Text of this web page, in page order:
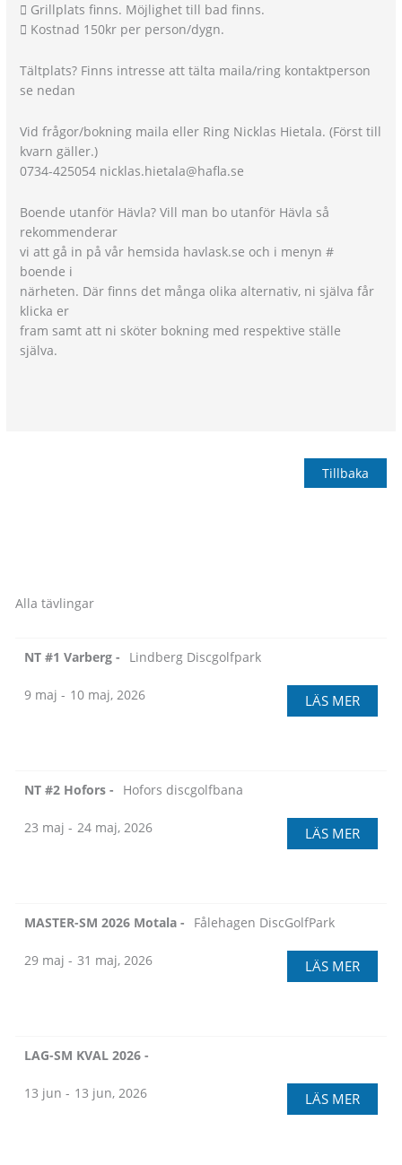
 Grillplats finns. Möjlighet till bad finns.
 Kostnad 150kr per person/dygn.
Tältplats? Finns intresse att tälta maila/ring kontaktperson
se nedan
Vid frågor/bokning maila eller Ring Nicklas Hietala. (Först till
kvarn gäller.)
0734-425054 nicklas.hietala@hafla.se
Boende utanför Hävla? Vill man bo utanför Hävla så
rekommenderar
vi att gå in på vår hemsida havlask.se och i menyn #
boende i
närheten. Där finns det många olika alternativ, ni själva får
klicka er
fram samt att ni sköter bokning med respektive ställe
själva.
Tillbaka
Alla tävlingar
9 maj - 10 maj, 2026
NT #1 Varberg - Lindberg Discgolfpark
LÄS MER
23 maj - 24 maj, 2026
NT #2 Hofors - Hofors discgolfbana
LÄS MER
29 maj - 31 maj, 2026
MASTER-SM 2026 Motala - Fålehagen DiscGolfPark
LÄS MER
13 jun - 13 jun, 2026
LAG-SM KVAL 2026 -
LÄS MER